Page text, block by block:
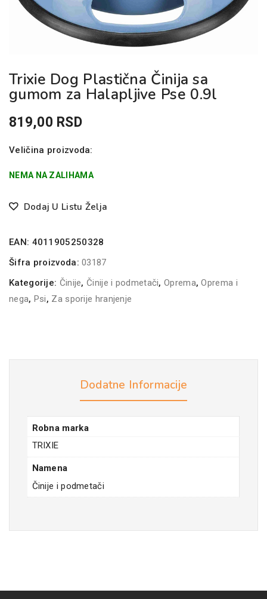
Trixie Dog Plastična Činija sa
gumom za Halapljive Pse 0.9l
819,00 RSD
Veličina proizvoda:
NEMA NA ZALIHAMA
Dodaj U Listu Želja
EAN: 4011905250328
Šifra proizvoda:03187
Kategorije: Činije, Činije i podmetači,Oprema,Oprema i
nega, Psi, Za sporije hranjenje
Dodatne Informacije
Robna marka
TRIXIE
Namena
Činije i podmetači